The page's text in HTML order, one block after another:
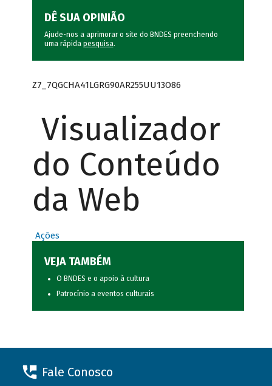
DÊ SUA OPINIÃO
Ajude-nos a aprimorar o site do BNDES preenchendo
uma rápida pesquisa.
Z7_7QGCHA41LGRG90AR255UU13O86
Visualizador
do Conteúdo
da Web
Ações
VEJA TAMBÉM
O BNDES e o apoio à cultura
Patrocínio a eventos culturais
Fale Conosco